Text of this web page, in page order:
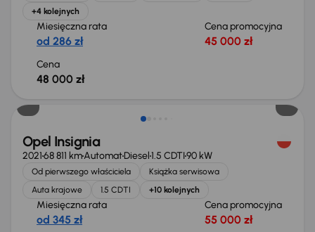
+4 kolejnych
Miesięczna rata
od 286 zł
Cena promocyjna
45 000 zł
Cena
48 000 zł
Taniej o 1 000 zł
Opel Insignia
202168 811 kmAutomatDiesel1.5 CDTI90 kW
Od pierwszego właściciela
Książka serwisowa
Auta krajowe
1.5 CDTI +10 kolejnych
Miesięczna rata
od 345 zł
Cena promocyjna
55 000 zł